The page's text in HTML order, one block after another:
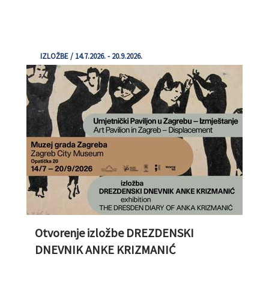
IZLOŽBE / 14.7.2026. - 20.9.2026.
Otvorenje izložbe DREZDENSKI
DNEVNIK ANKE KRIZMANIĆ